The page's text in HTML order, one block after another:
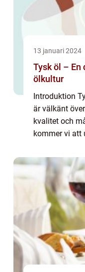
13 januari 2024
Tysk öl – En
ölkultur
Introduktion
är välkänt
kvalitet och
kommer vi att
översikt, en